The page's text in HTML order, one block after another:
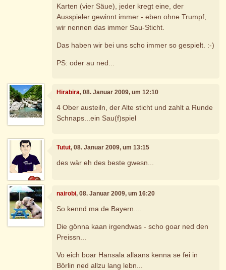
Karten (vier Säue), jeder kregt eine, der
Ausspieler gewinnt immer - eben ohne Trumpf,
wir nennen das immer Sau-Sticht.
Das haben wir bei uns scho immer so gespielt. :-)
PS: oder au ned...
Hirabira, 08. Januar 2009, um 12:10
4 Ober austeiln, der Alte sticht und zahlt a Runde
Schnaps...ein Sau(f)spiel
Tutut, 08. Januar 2009, um 13:15
des wär eh des beste gwesn...
nairobi, 08. Januar 2009, um 16:20
So kennd ma de Bayern....
Die gönna kaan irgendwas - scho goar ned den
Preissn...
Vo eich boar Hansala allaans kenna se fei in
Börlin ned allzu lang lebn...